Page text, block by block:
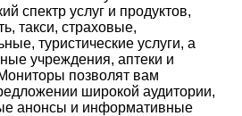
спектр услуг и продуктов,
такси, страховые,
туристические услуги, а
учреждения, аптеки и
позволят вам
широкой аудитории,
анонсы и информативные